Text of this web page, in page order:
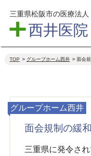
三重県松阪市の医療法人
西井医院
TOP グループホーム西井 面会
グループホーム西井
面会規制の緩
三重県に発令さ